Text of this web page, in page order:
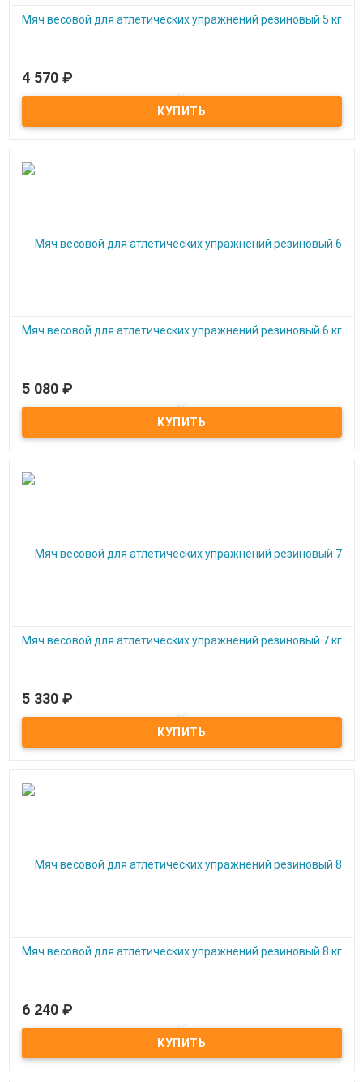
Мяч весовой для атлетических упражнений резиновый 5 кг
Под заказ
Мяч весовой для атлетических упражнений резиновый 5 кг
4 570 ₽
Мяч весовой для атлетических упражнений резиновый 6 кг
Под заказ
Мяч весовой для атлетических упражнений резиновый 6 кг
5 080 ₽
Мяч весовой для атлетических упражнений резиновый 7 кг
Под заказ
Мяч весовой для атлетических упражнений резиновый 7 кг
5 330 ₽
Мяч весовой для атлетических упражнений резиновый 8 кг
Под заказ
Мяч весовой для атлетических упражнений резиновый 8 кг
6 240 ₽